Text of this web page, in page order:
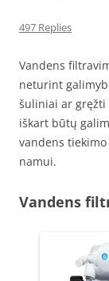
497 Replies
Vandens
neturint
šuliniai ar gręžti
iškart būtų
vandens
namui.
Vandens